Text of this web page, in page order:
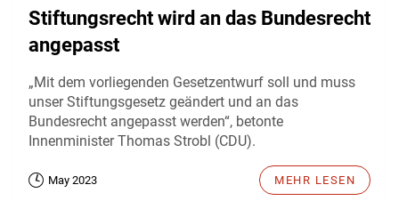
Stiftungsrecht wird an das Bundesrecht
angepasst
„Mit dem vorliegenden Gesetzentwurf soll und muss
unser Stiftungsgesetz geändert und an das
Bundesrecht angepasst werden“, betonte
Innenminister Thomas Strobl (CDU).
May 2023 MEHR LESEN